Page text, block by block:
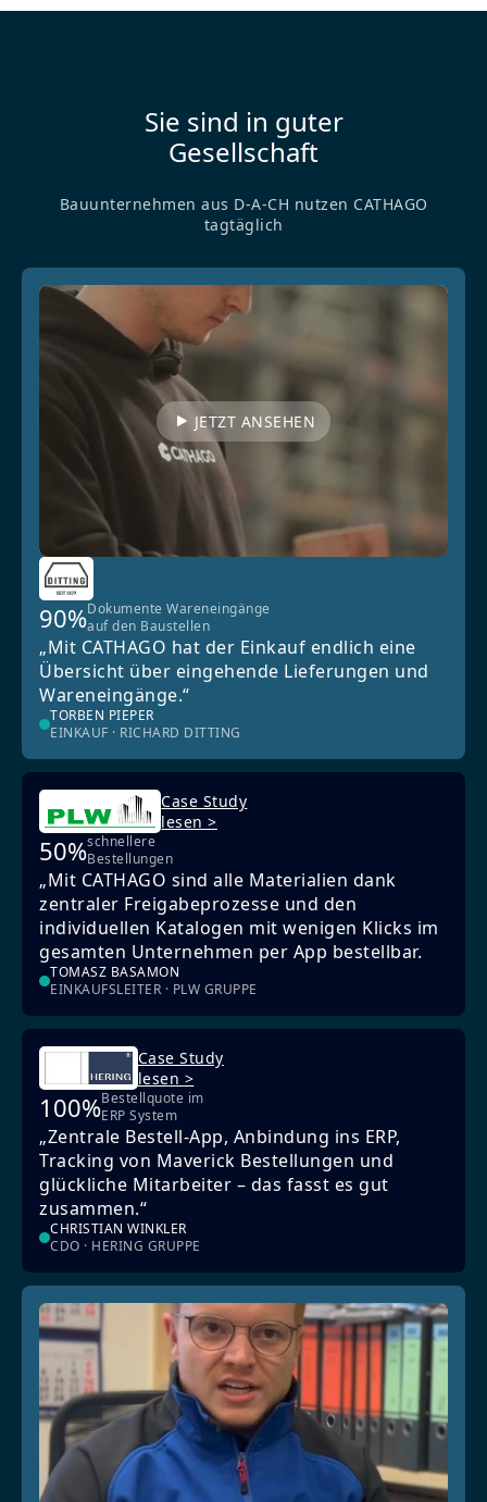
Sie sind in guter
Gesellschaft
Bauunternehmen aus D-A-CH nutzen CATHAGO
tagtäglich
JETZT ANSEHEN
90%Dokumente Wareneingänge
auf den Baustellen
„Mit CATHAGO hat der Einkauf endlich eine
Übersicht über eingehende Lieferungen und
Wareneingänge.“
TORBEN PIEPER
EINKAUF · RICHARD DITTING
Case Study
lesen >
50%schnellere
Bestellungen
„Mit CATHAGO sind alle Materialien dank
zentraler Freigabeprozesse und den
individuellen Katalogen mit wenigen Klicks im
gesamten Unternehmen per App bestellbar.
TOMASZ BASAMON
EINKAUFSLEITER · PLW GRUPPE
Case Study
lesen >
100%Bestellquote im
ERP System
„Zentrale Bestell-App, Anbindung ins ERP,
Tracking von Maverick Bestellungen und
glückliche Mitarbeiter – das fasst es gut
zusammen.“
CHRISTIAN WINKLER
CDO · HERING GRUPPE